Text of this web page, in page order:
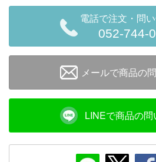
会員ランクについて
会社概要
レビューについて
© 2026 Mid Japan,
電話で注文・問
052-744-
メールで商品の
LINEで商品の